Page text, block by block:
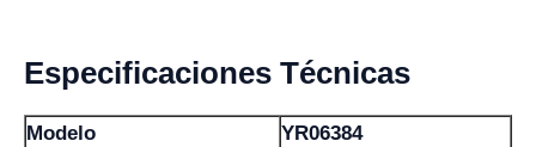
Especificaciones Técnicas
Modelo YR06384